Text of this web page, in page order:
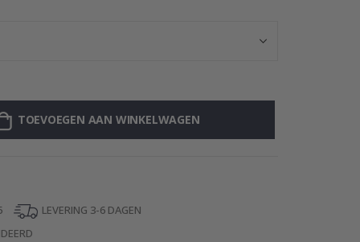
TOEVOEGEN AAN WINKELWAGEN
LEVERING 3-6 DAGEN